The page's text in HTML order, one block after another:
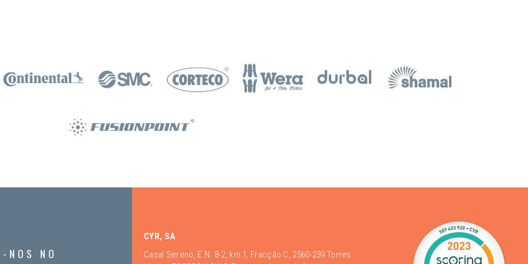
NOS NO
CYR, SA
Casal Sereno, E.N. 8-2, km 1, Fracção C, 2560-239 Torres